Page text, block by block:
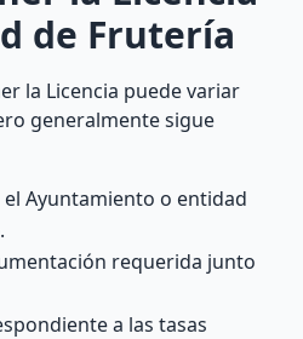
de Frutería
la Licencia puede variar
generalmente sigue
Ayuntamiento o entidad
requerida junto
a las tasas